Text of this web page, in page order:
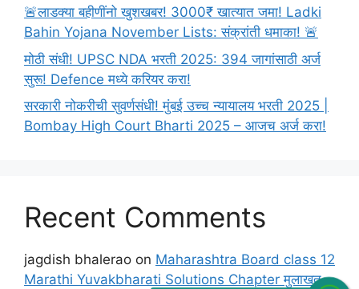
🚨लाडक्या बहीणींनो खुशखबर! 3000₹ खात्यात जमा! Ladki
Bahin Yojana November Lists: संक्रांती धमाका! 🚨
मोठी संधी! UPSC NDA भरती 2025: 394 जागांसाठी अर्ज
सुरू! Defence मध्ये करियर करा!
सरकारी नोकरीची सुवर्णसंधी! मुंबई उच्च न्यायालय भरती 2025 |
Bombay High Court Bharti 2025 – आजच अर्ज करा!
Recent Comments
jagdish bhalerao on Maharashtra Board class 12
Marathi Yuvakbharati Solutions Chapter मुलाखत